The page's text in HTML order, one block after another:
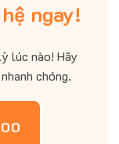
ngay!
lúc nào! Hãy
chóng.